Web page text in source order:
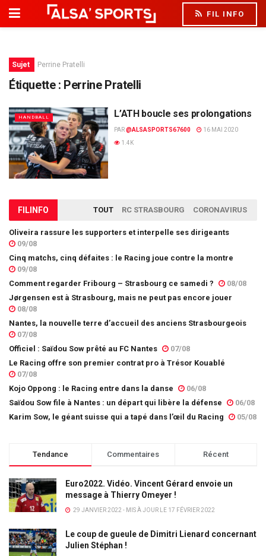
FIL INFO
Sujet Perrine Pratelli
Étiquette : Perrine Pratelli
HANDBALL L’ATH boucle ses prolongations
PAR@ALSASPORTS67600
16 MAI 2020
1.4K
FILINFO TOUT RC STRASBOURG CORONAVIRUS
Oliveira rassure les supporters et interpelle ses dirigeants
09/08
Cinq matchs, cinq défaites : le Racing joue contre la montre
09/08
Comment regarder Fribourg – Strasbourg ce samedi ?
08/08
Jørgensen est à Strasbourg, mais ne peut pas encore jouer
08/08
Nantes, la nouvelle terre d’accueil des anciens Strasbourgeois
07/08
Officiel : Saïdou Sow prêté au FC Nantes
07/08
Le Racing offre son premier contrat pro à Trésor Kouablé
07/08
Kojo Oppong : le Racing entre dans la danse
06/08
Saïdou Sow file à Nantes : un départ qui libère la défense
06/08
Karim Sow, le géant suisse qui a tapé dans l’œil du Racing
05/08
Tendance Commentaires Récent
Euro2022. Vidéo. Vincent Gérard envoie un
message à Thierry Omeyer !
29 JANVIER 2022 - MIS À JOUR LE 17 FÉVRIER 2022
Le coup de gueule de Dimitri Lienard concernant
Julien Stéphan !